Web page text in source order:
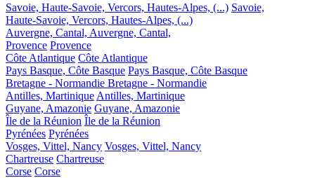
Savoie, Haute-Savoie, Vercors, Hautes-Alpes, (...) Savoie,
Haute-Savoie, Vercors, Hautes-Alpes, (...)
Auvergne, Cantal, Auvergne, Cantal,
Provence Provence
Côte Atlantique Côte Atlantique
Pays Basque, Côte Basque Pays Basque, Côte Basque
Bretagne - Normandie Bretagne - Normandie
Antilles, Martinique Antilles, Martinique
Guyane, Amazonie Guyane, Amazonie
Île de la Réunion Île de la Réunion
Pyrénées Pyrénées
Vosges, Vittel, Nancy Vosges, Vittel, Nancy
Chartreuse Chartreuse
Corse Corse